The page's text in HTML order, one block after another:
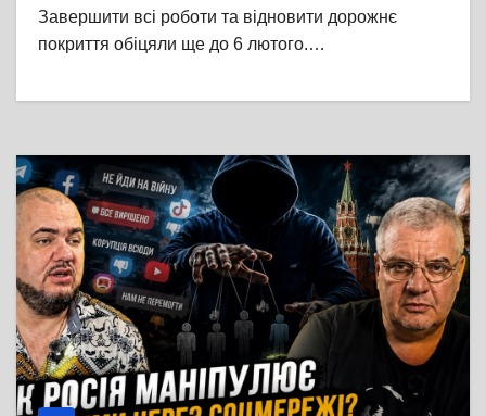
Завершити всі роботи та відновити дорожнє
покриття обіцяли ще до 6 лютого.…